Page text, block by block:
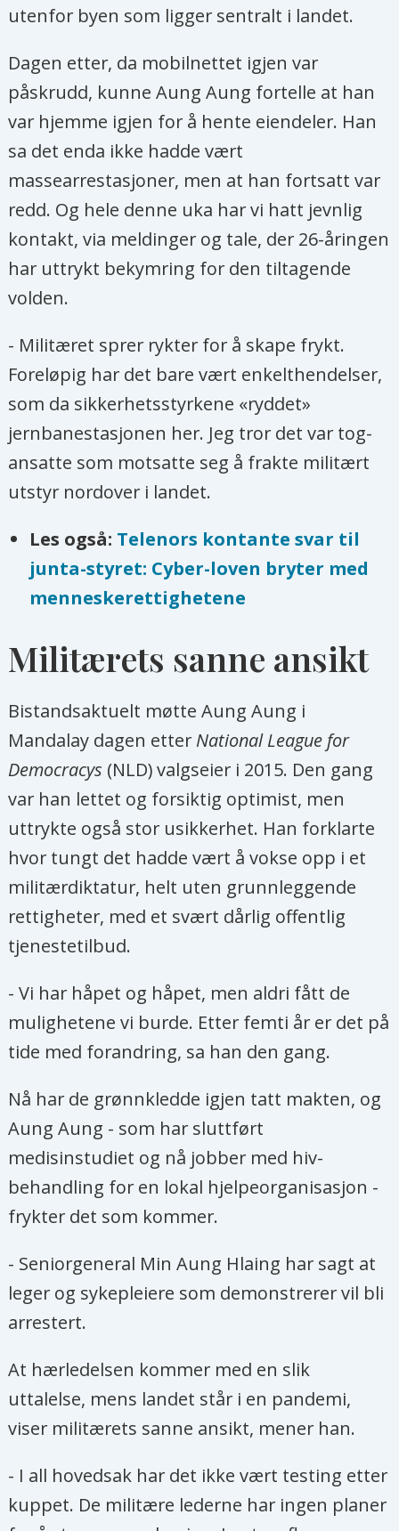
utenfor byen som ligger sentralt i landet.
Dagen etter, da mobilnettet igjen var
påskrudd, kunne Aung Aung fortelle at han
var hjemme igjen for å hente eiendeler. Han
sa det enda ikke hadde vært
massearrestasjoner, men at han fortsatt var
redd. Og hele denne uka har vi hatt jevnlig
kontakt, via meldinger og tale, der 26-åringen
har uttrykt bekymring for den tiltagende
volden.
- Militæret sprer rykter for å skape frykt.
Foreløpig har det bare vært enkelthendelser,
som da sikkerhetsstyrkene «ryddet»
jernbanestasjonen her. Jeg tror det var tog-
ansatte som motsatte seg å frakte militært
utstyr nordover i landet.
Les også: Telenors kontante svar til
junta-styret: Cyber-loven bryter med
menneskerettighetene
Militærets sanne ansikt
Bistandsaktuelt møtte Aung Aung i
Mandalay dagen etter National League for
Democracys (NLD) valgseier i 2015. Den gang
var han lettet og forsiktig optimist, men
uttrykte også stor usikkerhet. Han forklarte
hvor tungt det hadde vært å vokse opp i et
militærdiktatur, helt uten grunnleggende
rettigheter, med et svært dårlig offentlig
tjenestetilbud.
- Vi har håpet og håpet, men aldri fått de
mulighetene vi burde. Etter femti år er det på
tide med forandring, sa han den gang.
Nå har de grønnkledde igjen tatt makten, og
Aung Aung - som har sluttført
medisinstudiet og nå jobber med hiv-
behandling for en lokal hjelpeorganisasjon -
frykter det som kommer.
- Seniorgeneral Min Aung Hlaing har sagt at
leger og sykepleiere som demonstrerer vil bli
arrestert.
At hærledelsen kommer med en slik
uttalelse, mens landet står i en pandemi,
viser militærets sanne ansikt, mener han.
- I all hovedsak har det ikke vært testing etter
kuppet. De militære lederne har ingen planer